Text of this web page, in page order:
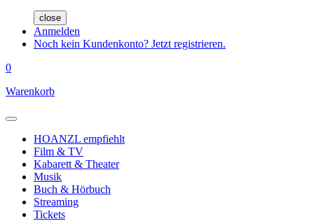
close
Anmelden
Noch kein Kundenkonto? Jetzt registrieren.
0
Warenkorb
HOANZL empfiehlt
Film & TV
Kabarett & Theater
Musik
Buch & Hörbuch
Streaming
Tickets